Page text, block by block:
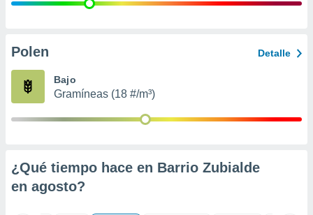
e
publicidad
Polen Detalle
Bajo
Gramíneas (18 #/m³)
¿Qué tiempo hace en Barrio Zubialde
en agosto?